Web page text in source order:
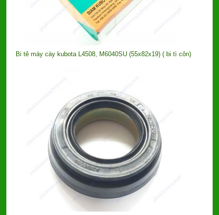
Bi tê máy cày kubota L4508, M6040SU (55x82x19) ( bi tì côn)